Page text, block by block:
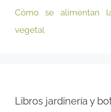
Cómo se alimentan
vegetal
Libros jardinería y